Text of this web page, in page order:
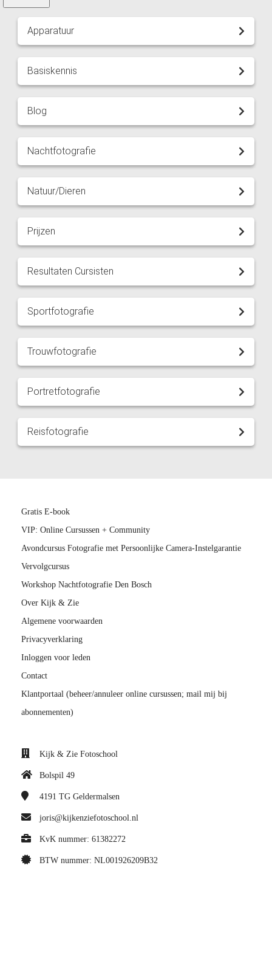
Apparatuur
Basiskennis
Blog
Nachtfotografie
Natuur/Dieren
Prijzen
Resultaten Cursisten
Sportfotografie
Trouwfotografie
Portretfotografie
Reisfotografie
Gratis E-book
VIP: Online Cursussen + Community
Avondcursus Fotografie met Persoonlijke Camera-Instelgarantie
Vervolgcursus
Workshop Nachtfotografie Den Bosch
Over Kijk & Zie
Algemene voorwaarden
Privacyverklaring
Inloggen voor leden
Contact
Klantportaal (beheer/annuleer online cursussen; mail mij bij
abonnementen)
Kijk & Zie Fotoschool
Bolspil 49
4191 TG Geldermalsen
joris@kijkenziefotoschool.nl
KvK nummer: 61382272
BTW nummer: NL001926209B32